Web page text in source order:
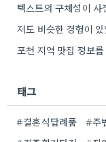
태그
#결혼식답례품 #주